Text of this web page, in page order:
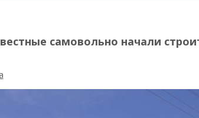
самовольно начали